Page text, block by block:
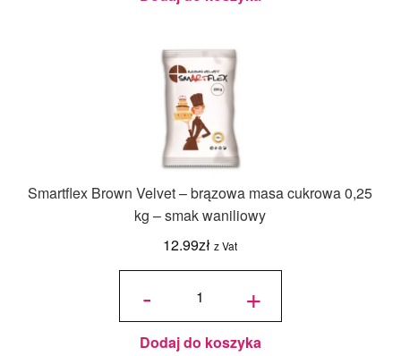
Smartflex Brown Velvet – brązowa masa cukrowa 0,25
kg – smak waniliowy
12.99zł z Vat
-
ilość
Velvet –
brązowa
masa
cukrowa
0,25 kg –
waniliowy
+
Dodaj do koszyka